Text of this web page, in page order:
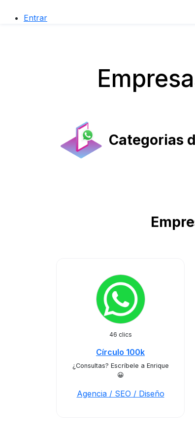
Entrar
Categorias
46 clics
Círculo 100k
¿Consultas? Escríbele a Enrique
😀
Agencia / SEO / Diseño